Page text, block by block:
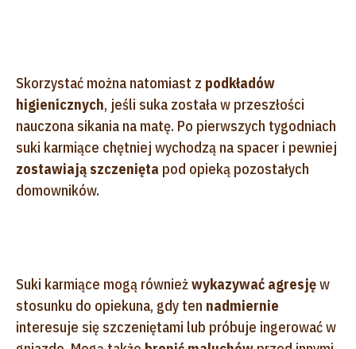
Skorzystać można natomiast z podkładów
higienicznych, jeśli suka została w przeszłości
nauczona sikania na matę. Po pierwszych tygodniach
suki karmiące chętniej wychodzą na spacer i pewniej
zostawiają szczenięta pod opieką pozostałych
domowników.
Suki karmiące mogą równieżwykazywać agresjęw
stosunku do opiekuna, gdy ten nadmiernie
interesuje się szczeniętami lub próbuje ingerować w